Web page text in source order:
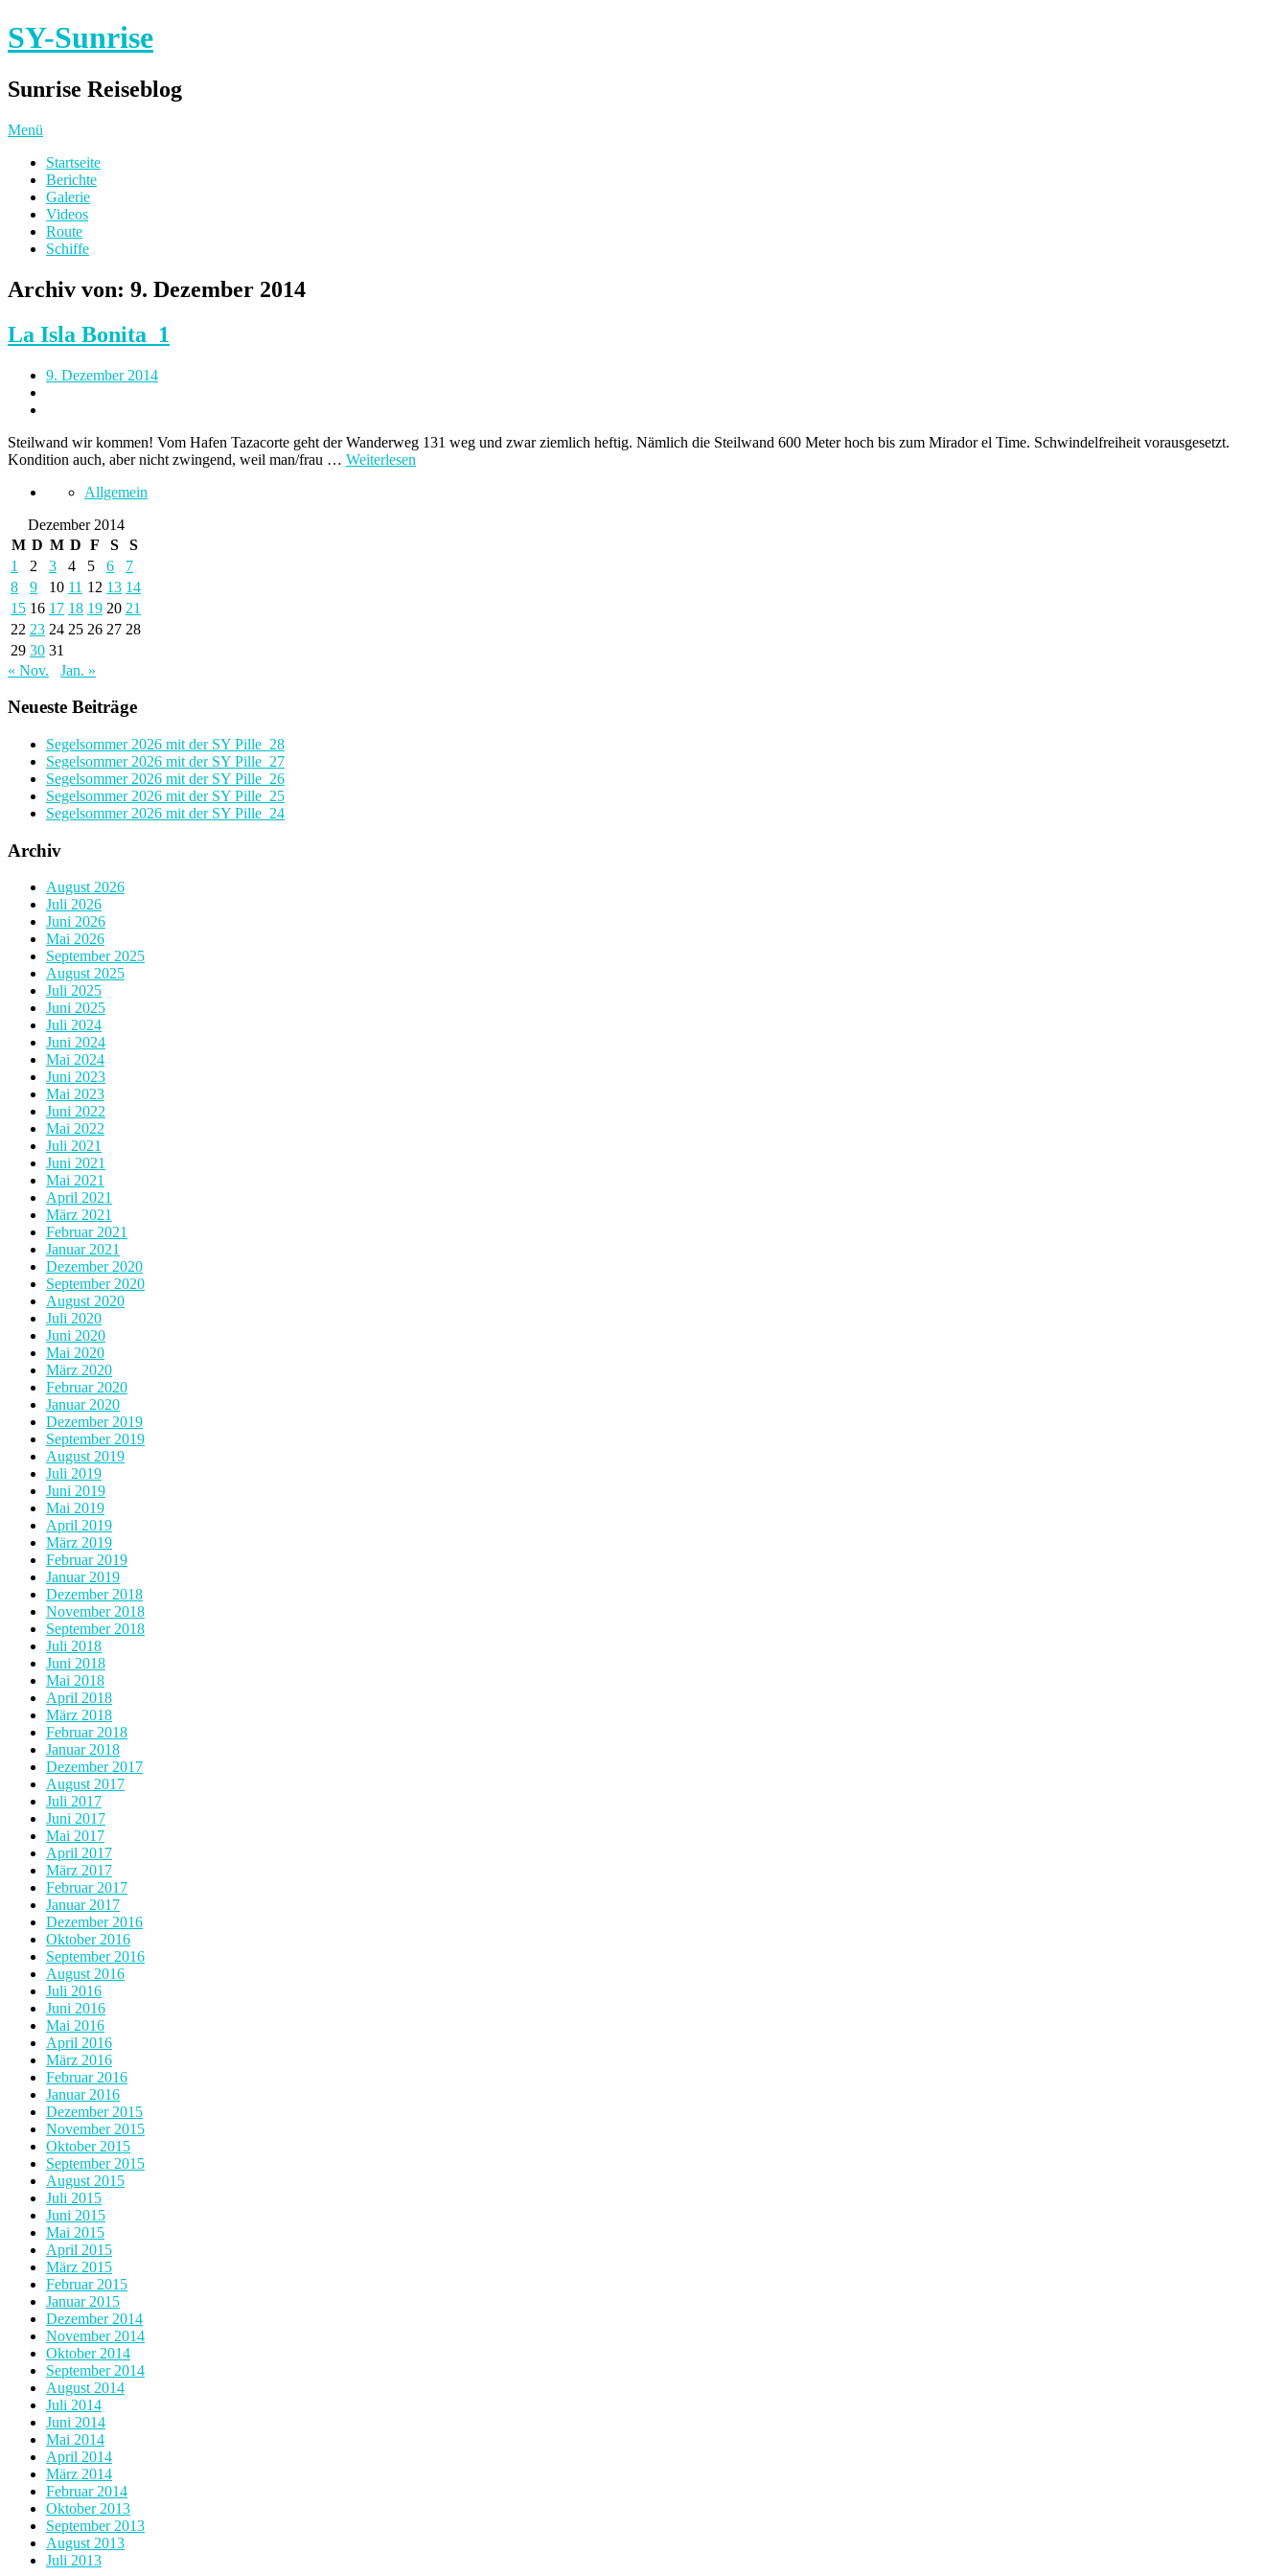
SY-Sunrise
Sunrise Reiseblog
Menü
Startseite
Berichte
Galerie
Videos
Route
Schiffe
Archiv von: 9. Dezember 2014
La Isla Bonita_1
9. Dezember 2014
Steilwand wir kommen! Vom Hafen Tazacorte geht der Wanderweg 131 weg und zwar ziemlich heftig. Nämlich die Steilwand 600 Meter hoch bis zum Mirador el Time. Schwindelfreiheit vorausgesetzt.
Kondition auch, aber nicht zwingend, weil man/frau … Weiterlesen
Allgemein
Dezember 2014
M D M D F S
S
1
2 3 4 5 6
7
8
9 10 11 12 13 14
15 16 17 18 19 20 21
22 23 24 25 26 27 28
29 30 31
« Nov.
Jan. »
Neueste Beiträge
Segelsommer 2026 mit der SY Pille_28
Segelsommer 2026 mit der SY Pille_27
Segelsommer 2026 mit der SY Pille_26
Segelsommer 2026 mit der SY Pille_25
Segelsommer 2026 mit der SY Pille_24
Archiv
August 2026
Juli 2026
Juni 2026
Mai 2026
September 2025
August 2025
Juli 2025
Juni 2025
Juli 2024
Juni 2024
Mai 2024
Juni 2023
Mai 2023
Juni 2022
Mai 2022
Juli 2021
Juni 2021
Mai 2021
April 2021
März 2021
Februar 2021
Januar 2021
Dezember 2020
September 2020
August 2020
Juli 2020
Juni 2020
Mai 2020
März 2020
Februar 2020
Januar 2020
Dezember 2019
September 2019
August 2019
Juli 2019
Juni 2019
Mai 2019
April 2019
März 2019
Februar 2019
Januar 2019
Dezember 2018
November 2018
September 2018
Juli 2018
Juni 2018
Mai 2018
April 2018
März 2018
Februar 2018
Januar 2018
Dezember 2017
August 2017
Juli 2017
Juni 2017
Mai 2017
April 2017
März 2017
Februar 2017
Januar 2017
Dezember 2016
Oktober 2016
September 2016
August 2016
Juli 2016
Juni 2016
Mai 2016
April 2016
März 2016
Februar 2016
Januar 2016
Dezember 2015
November 2015
Oktober 2015
September 2015
August 2015
Juli 2015
Juni 2015
Mai 2015
April 2015
März 2015
Februar 2015
Januar 2015
Dezember 2014
November 2014
Oktober 2014
September 2014
August 2014
Juli 2014
Juni 2014
Mai 2014
April 2014
März 2014
Februar 2014
Oktober 2013
September 2013
August 2013
Juli 2013